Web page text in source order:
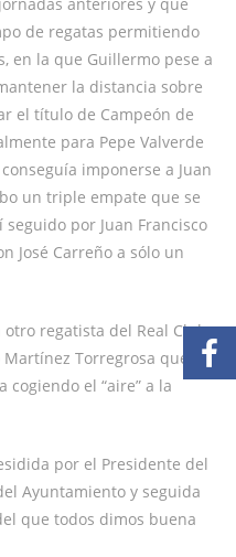
de regatas permitiendo
en la que Guillermo pese a
la distancia sobre
el título de Campeón de
para Pepe Valverde
imponerse a Juan
un triple empate que se
por Juan Francisco
José Carreño a sólo un
regatista del Real Club
Torregrosa que en
cogiendo el “aire” a la
por el Presidente del
Ayuntamiento y seguida
que todos dimos buena